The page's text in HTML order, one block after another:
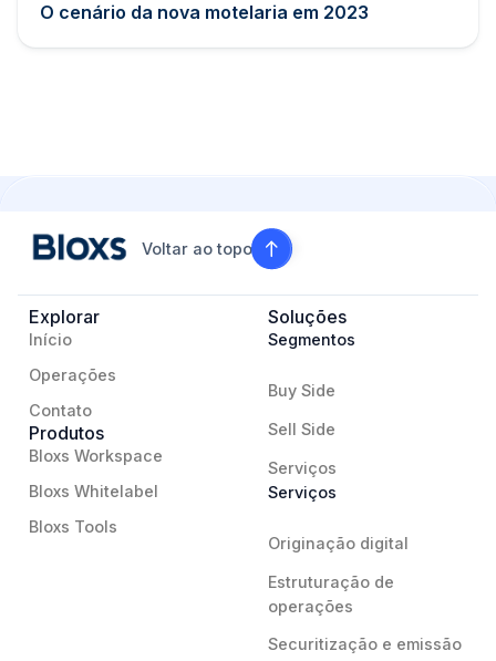
O cenário da nova motelaria em 2023
Voltar ao topo
Explorar
Início
Operações
Contato
Produtos
Bloxs Workspace
Bloxs Whitelabel
Bloxs Tools
Soluções
Segmentos
Buy Side
Sell Side
Serviços
Serviços
Originação digital
Estruturação de
operações
Securitização e emissão